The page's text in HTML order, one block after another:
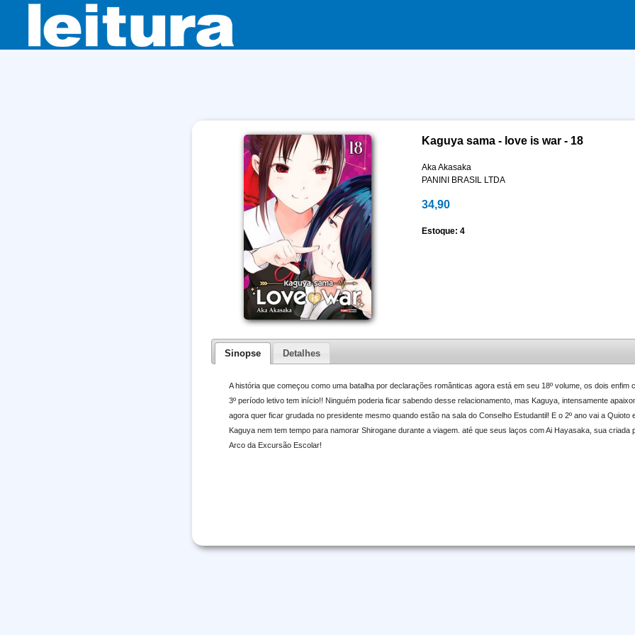
Kaguya sama - love is war - 18
Aka Akasaka
PANINI BRASIL LTDA
34,90
Estoque: 4
Sinopse Detalhes
A história que começou como uma batalha por declarações românticas agora está em seu 18º volume, os dois enfim
3º período letivo tem início!! Ninguém poderia ficar sabendo desse relacionamento, mas Kaguya, intensamente
agora quer ficar grudada no presidente mesmo quando estão na sala do Conselho Estudantil! E o 2º ano vai a Quioto
Kaguya nem tem tempo para namorar Shirogane durante a viagem. até que seus laços com Ai Hayasaka, sua criada
Arco da Excursão Escolar!